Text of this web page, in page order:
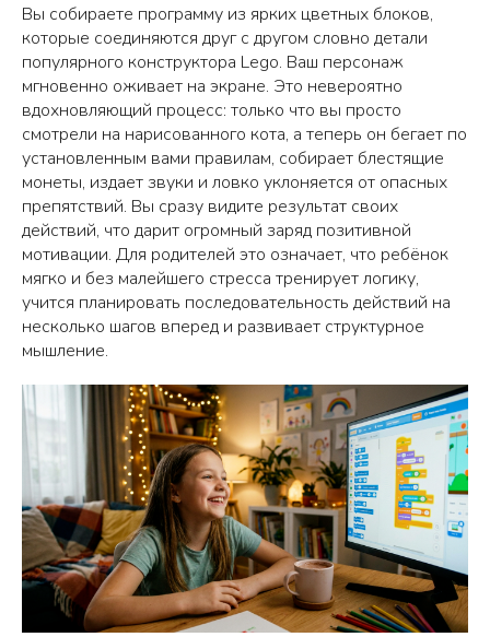
Вы собираете программу из ярких цветных блоков,
которые соединяются друг с другом словно детали
популярного конструктора Lego. Ваш персонаж
мгновенно оживает на экране. Это невероятно
вдохновляющий процесс: только что вы просто
смотрели на нарисованного кота, а теперь он бегает по
установленным вами правилам, собирает блестящие
монеты, издает звуки и ловко уклоняется от опасных
препятствий. Вы сразу видите результат своих
действий, что дарит огромный заряд позитивной
мотивации. Для родителей это означает, что ребёнок
мягко и без малейшего стресса тренирует логику,
учится планировать последовательность действий на
несколько шагов вперед и развивает структурное
мышление.